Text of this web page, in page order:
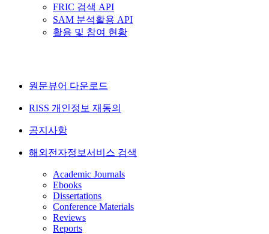
FRIC 검색 API
SAM 분석활용 API
활용 및 참여 현황
원문뷰어 다운로드
RISS 개인정보 재동의
공지사항
해외전자정보서비스 검색
Academic Journals
Ebooks
Dissertations
Conference Materials
Reviews
Reports